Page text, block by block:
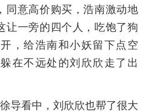
同意高价购买，浩南激动地
让一旁的四个人，吃饱了狗
，给浩南和小妖留下点空
在不远处的刘欣欣走了出
导看中，刘欣欣也帮了很大